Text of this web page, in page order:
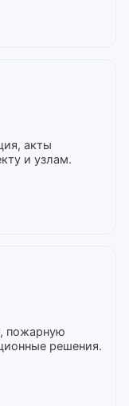
акты
и узлам.
пожарную
решения.